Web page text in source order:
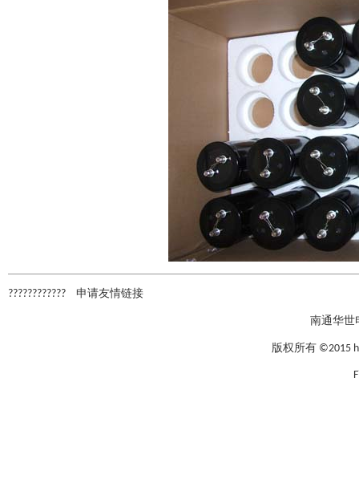
???????????? 申请友情链接
南通华世
版权所有 ©2015